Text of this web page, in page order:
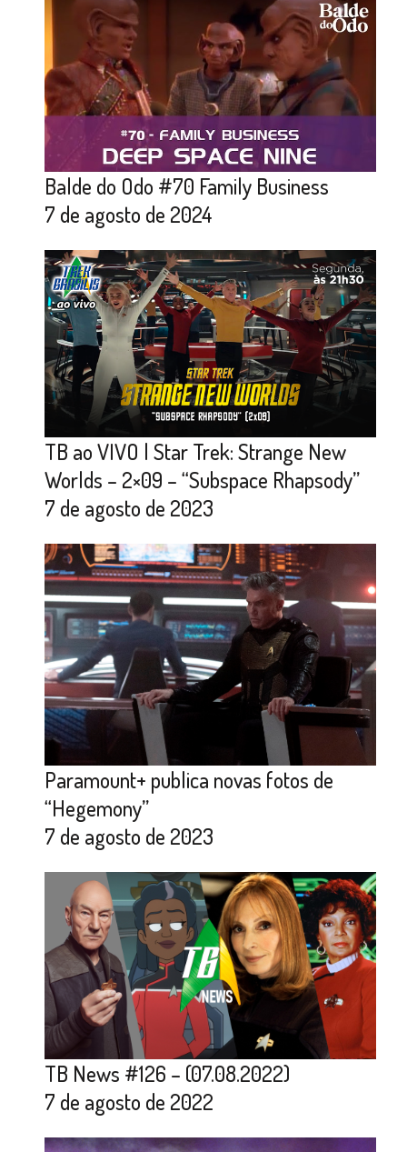
Balde do Odo #70 Family Business
7 de agosto de 2024
TB ao VIVO | Star Trek: Strange New
Worlds – 2×09 – “Subspace Rhapsody”
7 de agosto de 2023
Paramount+ publica novas fotos de
“Hegemony”
7 de agosto de 2023
TB News #126 – (07.08.2022)
7 de agosto de 2022